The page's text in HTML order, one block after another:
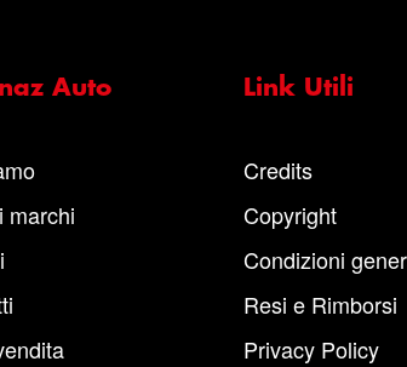
Auto
marchi
Link Utili
Credits
Copyright
Condizioni
Resi e Rimborsi
Privacy Policy